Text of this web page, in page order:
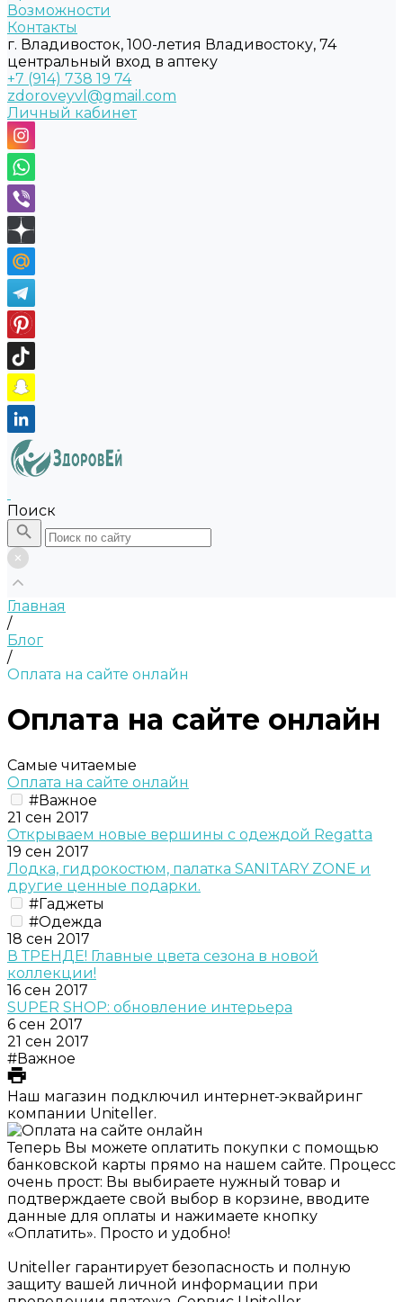
Возможности
Контакты
г. Владивосток, 100-летия Владивостоку, 74
центральный вход в аптеку
+7 (914) 738 19 74
zdoroveyvl@gmail.com
Личный кабинет
Поиск
Главная
/
Блог
/
Оплата на сайте онлайн
Оплата на сайте онлайн
Самые читаемые
Оплата на сайте онлайн
#Важное
21 сен 2017
Открываем новые вершины с одеждой Regatta
19 сен 2017
Лодка, гидрокостюм, палатка SANITARY ZONE и
другие ценные подарки.
#Гаджеты
#Одежда
18 сен 2017
В ТРЕНДЕ! Главные цвета сезона в новой
коллекции!
16 сен 2017
SUPER SHOP: обновление интерьера
6 сен 2017
21 сен 2017
#Важное
Наш магазин подключил интернет-эквайринг
компании Uniteller.
Теперь Вы можете оплатить покупки с помощью
банковской карты прямо на нашем сайте. Процесс
очень прост: Вы выбираете нужный товар и
подтверждаете свой выбор в корзине, вводите
данные для оплаты и нажимаете кнопку
«Оплатить». Просто и удобно!
Uniteller гарантирует безопасность и полную
защиту вашей личной информации при